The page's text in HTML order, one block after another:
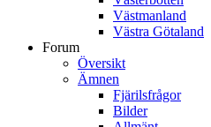
Västmanland
Västra Götaland
Forum
Översikt
Ämnen
Fjärilsfrågor
Bilder